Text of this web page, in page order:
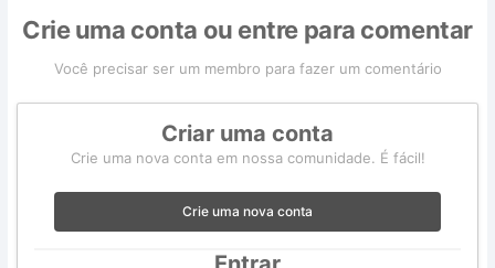
Crie uma conta ou entre para comentar
Você precisar ser um membro para fazer um comentário
Criar uma conta
Crie uma nova conta em nossa comunidade. É fácil!
Crie uma nova conta